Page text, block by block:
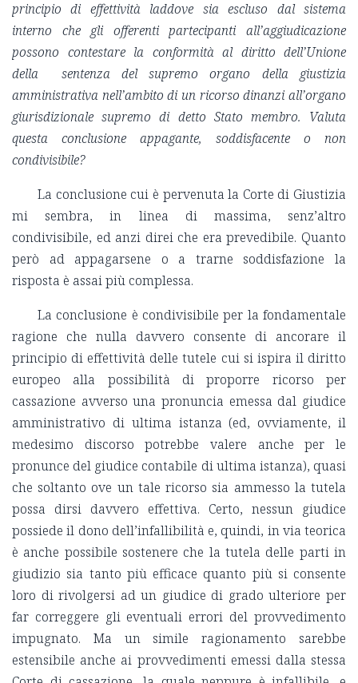
principio di effettività laddove sia escluso dal sistema
interno che gli offerenti partecipanti all’aggiudicazione
possono contestare la conformità al diritto dell’Unione
della sentenza del supremo organo della giustizia
amministrativa nell’ambito di un ricorso dinanzi all’organo
giurisdizionale supremo di detto Stato membro. Valuta
questa conclusione appagante, soddisfacente o non
condivisibile?
La conclusione cui è pervenuta la Corte di Giustizia
mi sembra, in linea di massima, senz’altro
condivisibile, ed anzi direi che era prevedibile. Quanto
però ad appagarsene o a trarne soddisfazione la
risposta è assai più complessa.
La conclusione è condivisibile per la fondamentale
ragione che nulla davvero consente di ancorare il
principio di effettività delle tutele cui si ispira il diritto
europeo alla possibilità di proporre ricorso per
cassazione avverso una pronuncia emessa dal giudice
amministrativo di ultima istanza (ed, ovviamente, il
medesimo discorso potrebbe valere anche per le
pronunce del giudice contabile di ultima istanza), quasi
che soltanto ove un tale ricorso sia ammesso la tutela
possa dirsi davvero effettiva. Certo, nessun giudice
possiede il dono dell’infallibilità e, quindi, in via teorica
è anche possibile sostenere che la tutela delle parti in
giudizio sia tanto più efficace quanto più si consente
loro di rivolgersi ad un giudice di grado ulteriore per
far correggere gli eventuali errori del provvedimento
impugnato. Ma un simile ragionamento sarebbe
estensibile anche ai provvedimenti emessi dalla stessa